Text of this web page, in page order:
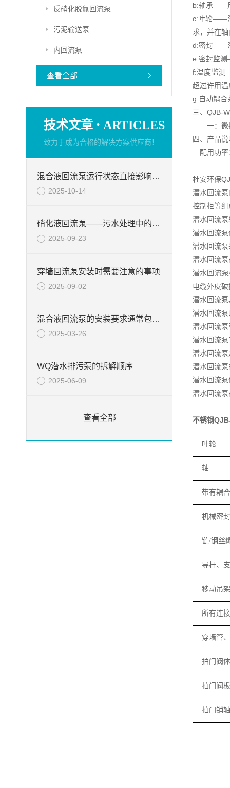
反硝化脱氮回流泵
污泥输送泵
内回流泵
查看全部
技术文章 · ARTICLES
致力于成为合格的解决方案供应商！
混合液回流泵运行状态直接影响整个工艺流程的稳定性与效率
2025-10-14
硝化液回流泵——污水处理中的关键角色
2025-09-23
穿墙回流泵安装时需要注意的事项
2025-09-02
混合液回流泵的安装要求通常包括以下几个方面
2025-03-26
WQ潜水排污泵的拆解顺序
2025-06-09
查看全部
b:轴承——
c:叶轮——
求，并在
d:密封——
e:密封监测
f:温度监测
超过许用
g:自动耦
三、QJB-
一：微扬
四、产品
配用功率
杜安环保
潜水回流
控制柜等组
潜水回流
潜水回流
潜水回流
潜水回流
潜水回流
电缆外皮
潜水回流
潜水回流
潜水回流
潜水回流
潜水回流
潜水回流
潜水回流
潜水回流
不锈钢
叶轮
轴
带有耦
机械密封
链/钢丝
导杆、
移动吊
所有连
穿墙管
拍门阀体
拍门阀板
拍门销轴